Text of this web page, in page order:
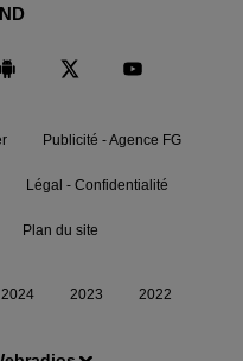
Publicité - Agence FG
Légal - Confidentialité
Plan du site
2024 2023 2022